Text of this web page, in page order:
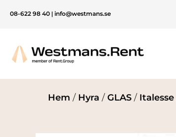
08-622 98 40 | info@westmans.se
Hem / Hyra /GLAS / Italesse